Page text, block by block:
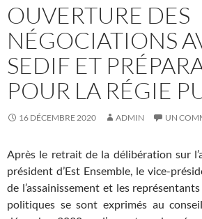
OUVERTURE DES
NÉGOCIATIONS
SEDIF ET
POUR LA RÉGIE
16 DÉCEMBRE 2020 ADMIN UN
Après le retrait de la délibération sur
président d’Est Ensemble, le vice-
de l’assainissement et les
politiques se sont exprimés au